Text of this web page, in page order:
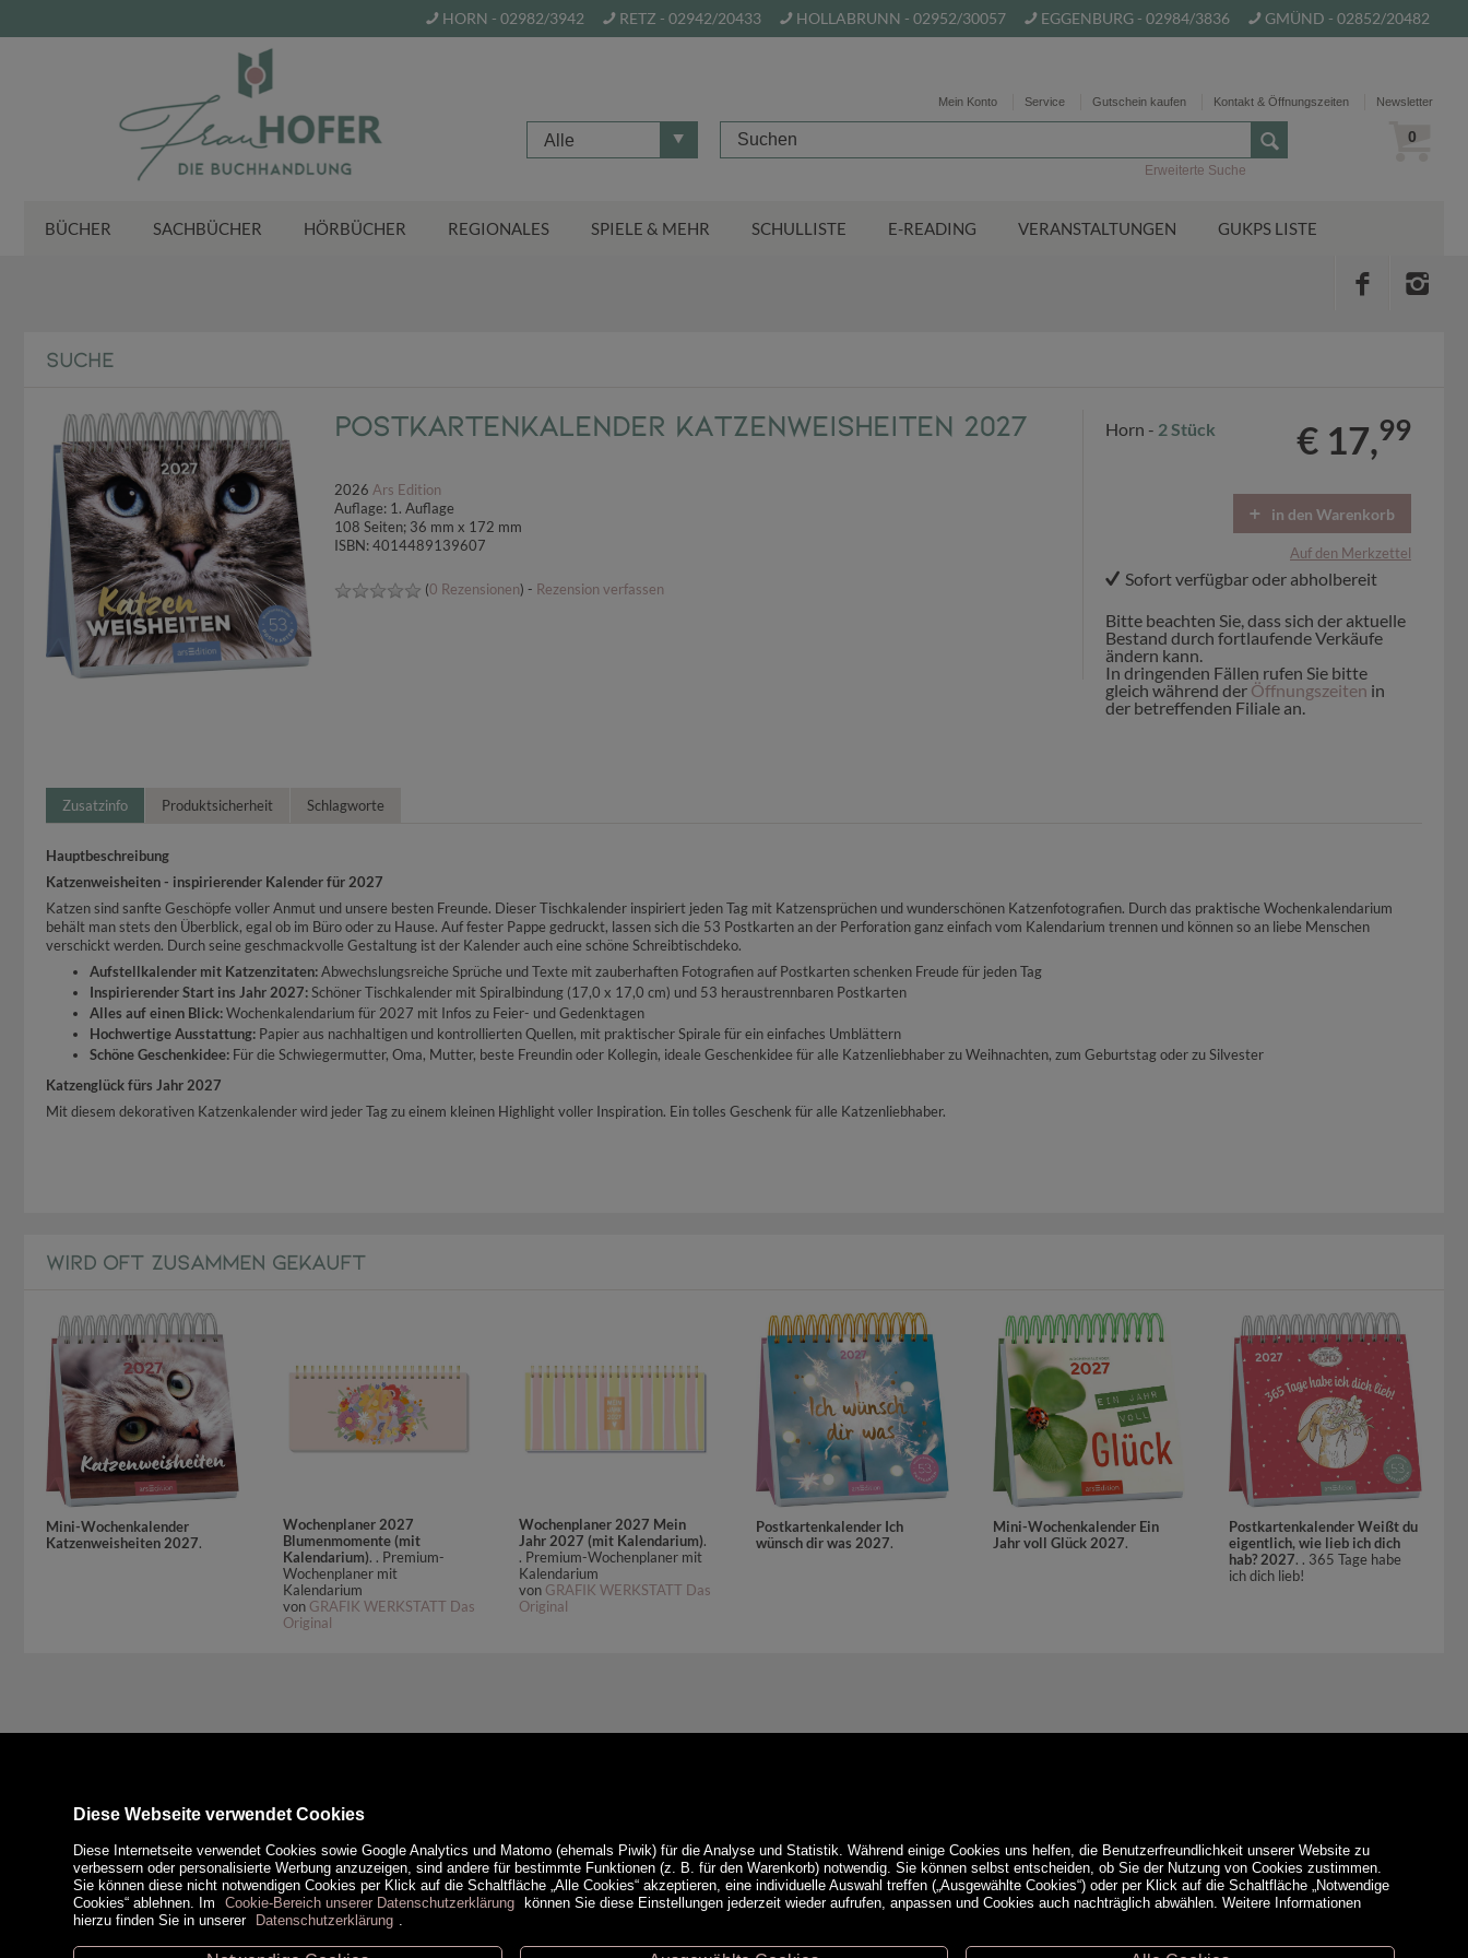
HORN - 02982/3942 RETZ - 02942/20433 HOLLABRUNN - 02952/30057 EGGENBURG - 02984/3836 GMÜND - 02852/20482
Mein Konto Service Gutschein kaufen Kontakt & Öffnungszeiten Newsletter
Alle 0
Erweiterte Suche
BÜCHER SACHBÜCHER HÖRBÜCHER REGIONALES SPIELE & MEHR SCHULLISTE E-READING VERANSTALTUNGEN GUKPS LISTE
SUCHE
Postkartenkalender Katzenweisheiten 2027
2026 Ars Edition
Auflage: 1. Auflage
108 Seiten; 36 mm x 172 mm
ISBN: 4014489139607
(0 Rezensionen) - Rezension verfassen
Horn - 2 Stück € 17,99
in den Warenkorb
Auf den Merkzettel
Sofort verfügbar oder abholbereit
Bitte beachten Sie, dass sich der aktuelle
Bestand durch fortlaufende Verkäufe
ändern kann.
In dringenden Fällen rufen Sie bitte
gleich während der Öffnungszeiten in
der betreffenden Filiale an.
Zusatzinfo Produktsicherheit Schlagworte
Hauptbeschreibung
Katzenweisheiten - inspirierender Kalender für 2027
Katzen sind sanfte Geschöpfe voller Anmut und unsere besten Freunde. Dieser Tischkalender inspiriert jeden Tag mit Katzensprüchen und wunderschönen Katzenfotografien. Durch das praktische Wochenkalendarium
behält man stets den Überblick, egal ob im Büro oder zu Hause. Auf fester Pappe gedruckt, lassen sich die 53 Postkarten an der Perforation ganz einfach vom Kalendarium trennen und können so an liebe Menschen
verschickt werden. Durch seine geschmackvolle Gestaltung ist der Kalender auch eine schöne Schreibtischdeko.
Aufstellkalender mit Katzenzitaten:Abwechslungsreiche Sprüche und Texte mit zauberhaften Fotografien auf Postkarten schenken Freude für jeden Tag
Inspirierender Start ins Jahr 2027:Schöner Tischkalender mit Spiralbindung (17,0 x 17,0 cm) und 53 heraustrennbaren Postkarten
Alles auf einen Blick:Wochenkalendarium für 2027 mit Infos zu Feier- und Gedenktagen
Hochwertige Ausstattung: Papier aus nachhaltigen und kontrollierten Quellen, mit praktischer Spirale für ein einfaches Umblättern
Schöne Geschenkidee: Für die Schwiegermutter, Oma, Mutter, beste Freundin oder Kollegin, ideale Geschenkidee für alle Katzenliebhaber zu Weihnachten, zum Geburtstag oder zu Silvester
Katzenglück fürs Jahr 2027
Mit diesem dekorativen Katzenkalender wird jeder Tag zu einem kleinen Highlight voller Inspiration. Ein tolles Geschenk für alle Katzenliebhaber.
WIRD OFT ZUSAMMEN GEKAUFT
Mini-Wochenkalender
Katzenweisheiten 2027.
Wochenplaner 2027
Blumenmomente (mit
Kalendarium). . Premium-
Wochenplaner mit
Kalendarium
von GRAFIK WERKSTATT Das
Original
Wochenplaner 2027 Mein
Jahr 2027 (mit Kalendarium).
. Premium-Wochenplaner mit
Kalendarium
von GRAFIK WERKSTATT Das
Original
Postkartenkalender Ich
wünsch dir was 2027.
Mini-Wochenkalender Ein
Jahr voll Glück 2027.
Postkartenkalender Weißt du
eigentlich, wie lieb ich dich
hab? 2027. . 365 Tage habe
ich dich lieb!
Diese Webseite verwendet Cookies
Diese Internetseite verwendet Cookies sowie Google Analytics und Matomo (ehemals Piwik) für die Analyse und Statistik. Während einige Cookies uns helfen, die Benutzerfreundlichkeit unserer Website zu
verbessern oder personalisierte Werbung anzuzeigen, sind andere für bestimmte Funktionen (z. B. für den Warenkorb) notwendig. Sie können selbst entscheiden, ob Sie der Nutzung von Cookies zustimmen.
Sie können diese nicht notwendigen Cookies per Klick auf die Schaltfläche „Alle Cookies“ akzeptieren, eine individuelle Auswahl treffen („Ausgewählte Cookies“) oder per Klick auf die Schaltfläche „Notwendige
Cookies“ ablehnen. Im
Cookie-Bereich unserer Datenschutzerklärung
können Sie diese Einstellungen jederzeit wieder aufrufen, anpassen und Cookies auch nachträglich abwählen. Weitere Informationen
hierzu finden Sie in unserer
Datenschutzerklärung